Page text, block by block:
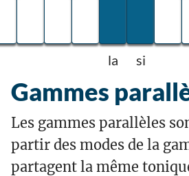
la si
Gammes
Les gammes parallèles
partir des modes de la
partagent la même